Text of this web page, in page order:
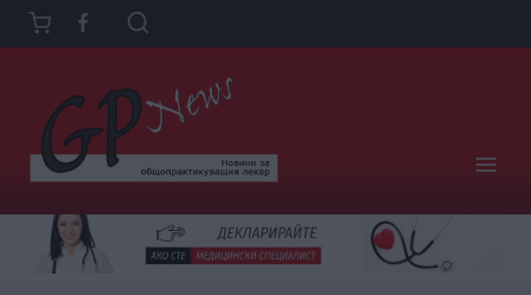
Към
съдържанието